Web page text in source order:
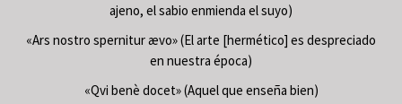
ajeno, el sabio enmienda el suyo)
«Ars nostro spernitur ævo» (El arte [hermético] es despreciado
en nuestra época)
«Qvi benè docet» (Aquel que enseña bien)